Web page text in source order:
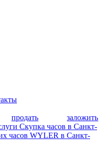
продать
заложить
Скупка часов в Санкт-
часов WYLER в Санкт-